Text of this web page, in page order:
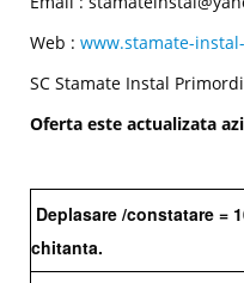
Web : www.stamate-
SC Stamate Instal
Oferta este actualizata
Deplasare /constatare =
chitanta.